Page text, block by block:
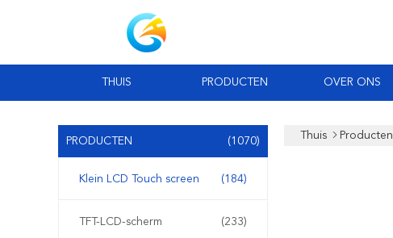
THUIS PRODUCTEN OVER ONS
PRODUCTEN (1070)
Klein LCD Touch screen (184)
TFT-LCD-scherm (233)
Thuis Producten